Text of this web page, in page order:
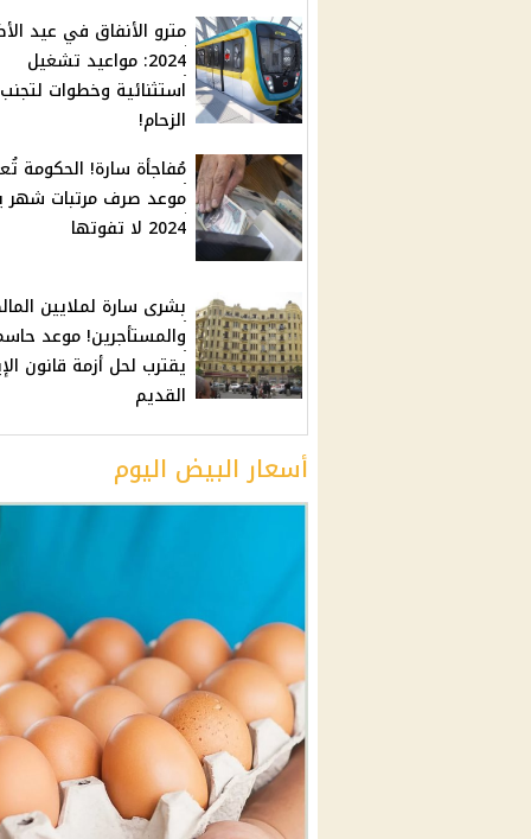
مترو الأنفاق في عيد
2024: مواعيد تشغيل
استثنائية وخطوات لتجنب
الزحام!
مُفاجأة سارة! الحكومة
موعد صرف مرتبات شهر
2024 لا تفوتها
بشرى سارة لملايين
والمستأجرين! موعد
يقترب لحل أزمة قانون
القديم
أسعار البيض اليوم